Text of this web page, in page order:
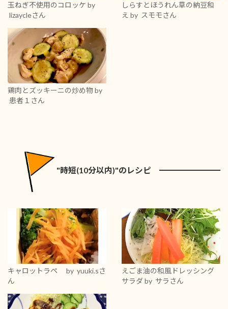
玉ねぎ不使用のコロッケ by
lizaycleさん
しらすとほうれん草の納豆和
え by スモモさん
鶏肉とズッキーニの炒め物by
患者１さん
"時短(10分以内)"のレシピ
キャロットラペ by yuuki.sさ
ん
えごま油の和風ドレッシング
サラダ by サラさん